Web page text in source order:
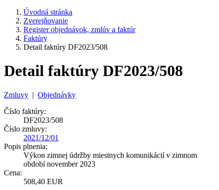
Úvodná stránka
Zverejňovanie
Register objednávok, zmlúv a faktúr
Faktúry
Detail faktúry DF2023/508
Detail faktúry DF2023/508
Zmluvy | Objednávky
Číslo faktúry:
DF2023/508
Číslo zmluvy:
2021/12/01
Popis plnenia:
Výkon zimnej údržby miestnych komunikácií v zimnom
období november 2023
Cena:
508,40 EUR